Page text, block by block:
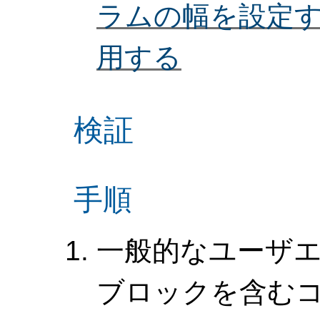
ラムの幅を設定
用する
検証
手順
一般的なユーザ
ブロックを含む